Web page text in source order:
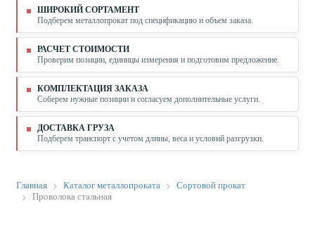
ШИРОКИЙ СОРТАМЕНТ
Подберем металлопрокат под спецификацию и объем заказа.
РАСЧЕТ СТОИМОСТИ
Проверим позиции, единицы измерения и подготовим предложение.
КОМПЛЕКТАЦИЯ ЗАКАЗА
Соберем нужные позиции и согласуем дополнительные услуги.
ДОСТАВКА ГРУЗА
Подберем транспорт с учетом длины, веса и условий разгрузки.
Главная Каталог металлопроката
Сортовой прокат
Проволока стальная